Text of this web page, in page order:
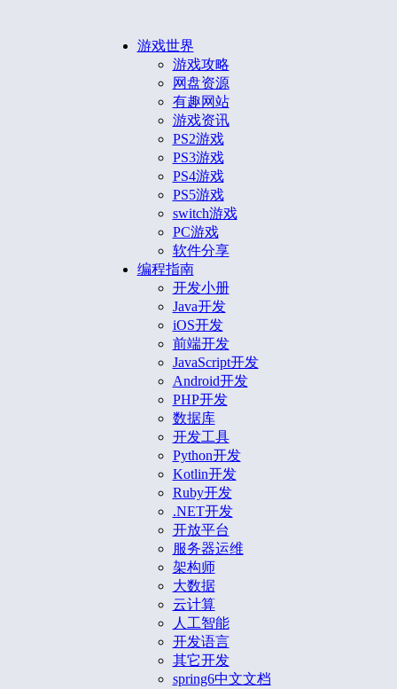
游戏世界
游戏攻略
网盘资源
有趣网站
游戏资讯
PS2游戏
PS3游戏
PS4游戏
PS5游戏
switch游戏
PC游戏
软件分享
编程指南
开发小册
Java开发
iOS开发
前端开发
JavaScript开发
Android开发
PHP开发
数据库
开发工具
Python开发
Kotlin开发
Ruby开发
.NET开发
开放平台
服务器运维
架构师
大数据
云计算
人工智能
开发语言
其它开发
spring6中文文档